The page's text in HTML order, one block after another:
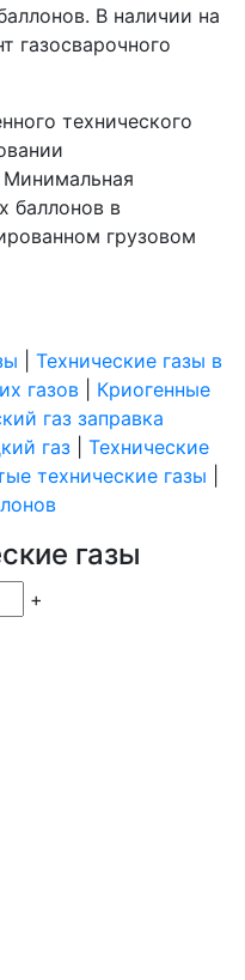
В наличии на
газосварочного
технического
Минимальная
баллонов в
грузовом
Технические газы в
газов
Криогенные
газ заправка
газ
Технические
технические газы
газы
+